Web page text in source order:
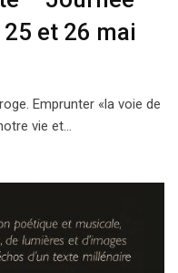
25 et 26 mai
Emprunter «la voie de
vie et…